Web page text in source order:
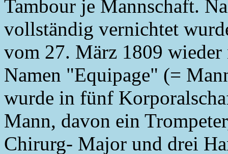
Tambour je Mannschaft.
vollständig vernichtet
vom 27. März 1809 wieder
Namen "Equipage" (=
wurde in fünf
Mann, davon ein
Chirurg- Major und drei